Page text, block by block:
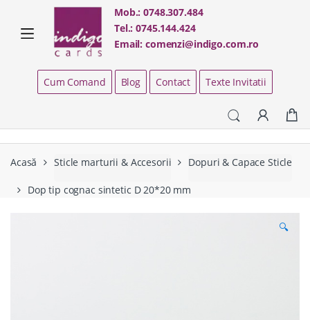
navigation
content
Mob.:0748.307.484
Tel.:0745.144.424
Email:comenzi@indigo.com.ro
Cum Comand Blog Contact Texte Invitatii
Acasă Sticle marturii & Accesorii Dopuri & Capace Sticle
Dop tip cognac sintetic D 20*20 mm
🔍